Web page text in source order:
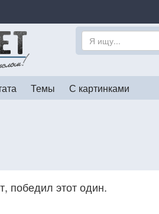
Темы С картинками
победил этот один.